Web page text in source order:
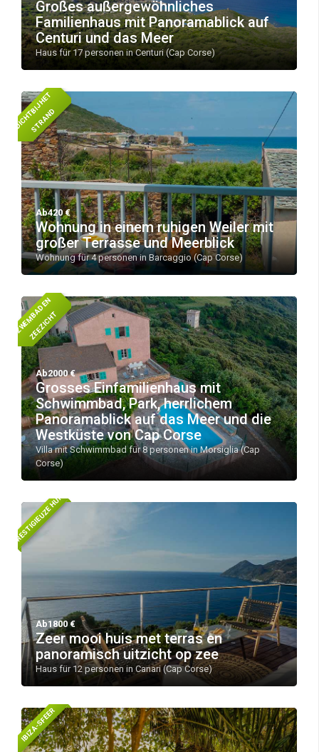
Großes außergewöhnliches
Familienhaus mit Panoramablick auf
Centuri und das Meer
Haus für 17 personen in Centuri (Cap Corse)
D
I
C
H
T
B
I
J
H
E
T
S
T
R
A
N
D
Ab420 €
Wohnung in einem ruhigen Weiler mit
großer Terrasse und Meerblick
Wohnung für 4 personen in Barcaggio (Cap Corse)
Z
W
E
M
B
A
D
E
N
Z
E
E
Z
I
C
H
T
Ab2000 €
Grosses Einfamilienhaus mit
Schwimmbad, Park, herrlichem
Panoramablick auf das Meer und die
Westküste von Cap Corse
Villa mit Schwimmbad für 8 personen in Morsiglia (Cap
Corse)
PRESTIGIEUZE HUIS
Ab1800 €
Zeer mooi huis met terras en
panoramisch uitzicht op zee
Haus für 12 personen in Canari (Cap Corse)
IBIZA-SFEER